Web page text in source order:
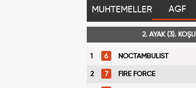
MUHTEMELLER AGF
2. AYAK (3). KOŞU
1 6 NOCTAMBULIST
2 7 FIRE FORCE